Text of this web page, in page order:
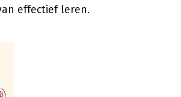
effectief leren.